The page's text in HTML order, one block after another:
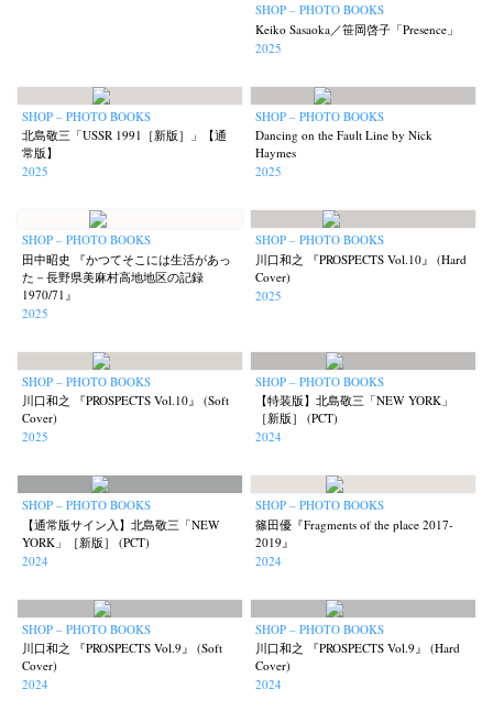
SHOP – PHOTO BOOKS
Keiko Sasaoka／笹岡啓子「Presence」
2025
SHOP – PHOTO BOOKS
北島敬三「USSR 1991［新版］」【通
常版】
2025
SHOP – PHOTO BOOKS
Dancing on the Fault Line by Nick
Haymes
2025
SHOP – PHOTO BOOKS
田中昭史 『かつてそこには生活があっ
た－長野県美麻村高地地区の記録
1970/71』
2025
SHOP – PHOTO BOOKS
川口和之 『PROSPECTS Vol.10』 (Hard
Cover)
2025
SHOP – PHOTO BOOKS
川口和之 『PROSPECTS Vol.10』 (Soft
Cover)
2025
SHOP – PHOTO BOOKS
【特装版】北島敬三「NEW YORK」
［新版］ (PCT)
2024
SHOP – PHOTO BOOKS
【通常版サイン入】北島敬三「NEW
YORK」［新版］ (PCT)
2024
SHOP – PHOTO BOOKS
篠田優『Fragments of the place 2017-
2019』
2024
SHOP – PHOTO BOOKS
川口和之 『PROSPECTS Vol.9』 (Soft
Cover)
2024
SHOP – PHOTO BOOKS
川口和之 『PROSPECTS Vol.9』 (Hard
Cover)
2024